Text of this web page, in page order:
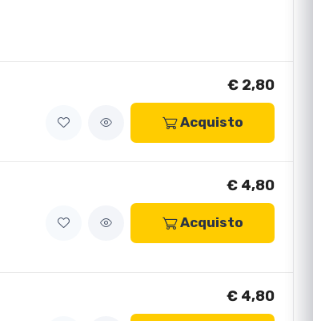
€ 2,80
Acquisto
€ 4,80
Acquisto
€ 4,80